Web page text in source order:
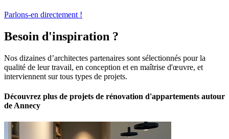
Parlons-en directement !
Besoin d'inspiration ?
Nos dizaines d’architectes partenaires sont sélectionnés pour la
qualité de leur travail, en conception et en maîtrise d'œuvre, et
interviennent sur tous types de projets.
Découvrez plus de projets de rénovation d'appartements autour
de Annecy